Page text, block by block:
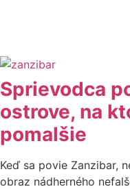
Sprievodca
ostrove, na
pomalšie
Keď sa povie Zanzibar,
obraz nádherného